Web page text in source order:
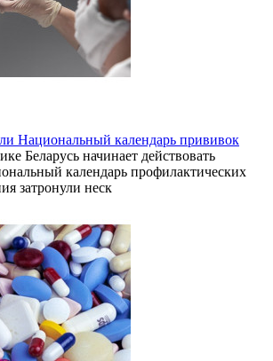
Национальный календарь прививок
Беларусь начинает действовать
календарь профилактических
затронули неск